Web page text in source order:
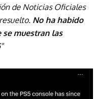
de Noticias Oficiales
No ha habido
muestran las
"